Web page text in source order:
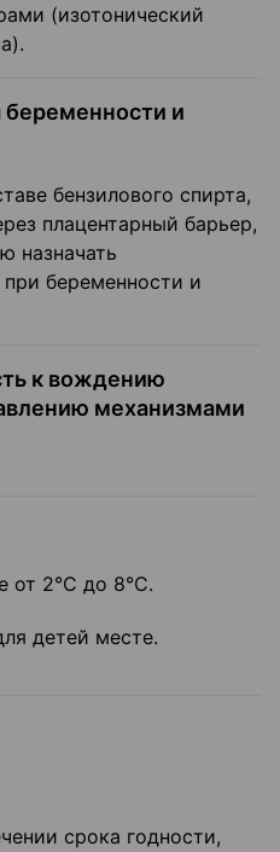
(изотонический
и
бензилового спирта,
плацентарный барьер,
назначать
беременности и
к вождению
механизмами
от 2°С до 8°С.
детей месте.
срока годности,